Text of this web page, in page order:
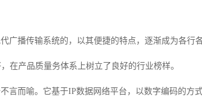
广播传输系统的，以其便捷的特点，逐渐成为各行
在产品质量务体系上树立了良好的行业榜样。
言而喻。它基于IP数据网络平台，以数字编码的方